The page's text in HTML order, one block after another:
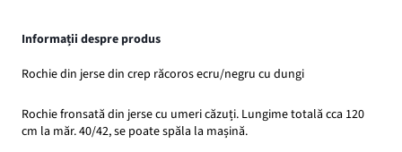
Informații despre produs
Rochie din jerse din crep răcoros ecru/negru cu dungi
Rochie fronsată din jerse cu umeri căzuți. Lungime totală cca 120
cm la măr. 40/42, se poate spăla la mașină.